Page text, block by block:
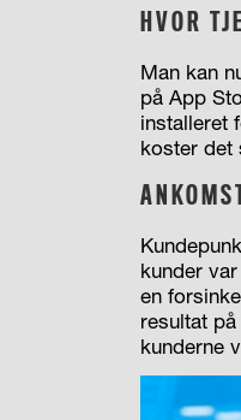
HVOR
Man kan
på App
installeret
koster det
kunder
en
resultat
kunderne